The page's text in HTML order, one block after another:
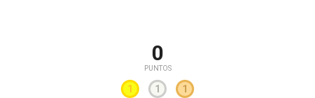
0
PUNTOS
1 1 1